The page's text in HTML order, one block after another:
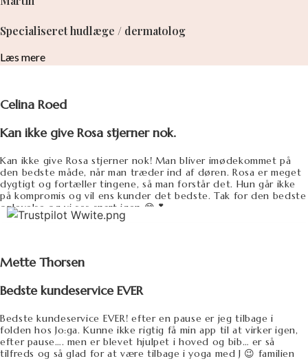
Specialiseret hudlæge / dermatolog
Læs mere
Celina Roed
Kan ikke give Rosa stjerner nok.
Kan ikke give Rosa stjerner nok! Man bliver imødekommet på
den bedste måde, når man træder ind af døren. Rosa er meget
dygtigt og fortæller tingene, så man forstår det. Hun går ikke
på kompromis og vil ens kunder det bedste. Tak for den bedste
oplevelse og vi ses snart igen 😁💕
Mette Thorsen
Bedste kundeservice EVER
Bedste kundeservice EVER! efter en pause er jeg tilbage i
folden hos Jo:ga. Kunne ikke rigtig få min app til at virker igen,
efter pause…. men er blevet hjulpet i hoved og bib… er så
tilfreds og så glad for at være tilbage i yoga med J 😉 familien